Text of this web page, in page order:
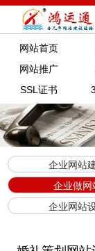
网站首页
网站推广
SSL证书
企业网站
企业做网
企业网站